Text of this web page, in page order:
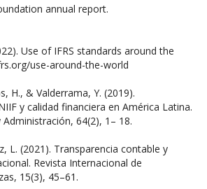
annual report.
Use of IFRS standards around the
use-around-the-world
H., & Valderrama, Y. (2019).
y calidad financiera en América Latina.
64(2), 1– 18.
L. (2021). Transparencia contable y
Revista Internacional de
15(3), 45–61.